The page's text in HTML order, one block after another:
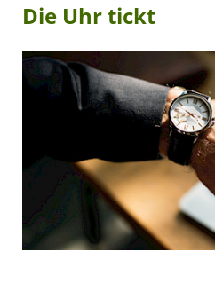
Die Uhr tickt